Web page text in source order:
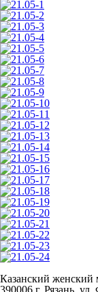
Казанский женский
390006 г. Рязань,